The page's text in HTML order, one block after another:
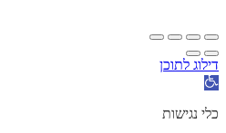
דילוג לתוכן
פתח
נגישות
כלי נגישות